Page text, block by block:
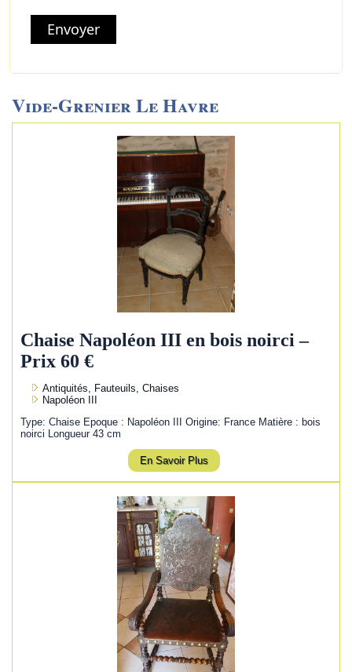
Envoyer
Vide-Grenier Le Havre
Chaise Napoléon III en bois noirci –
Prix 60 €
Antiquités, Fauteuils, Chaises
Napoléon III
Type: Chaise Epoque : Napoléon III Origine: France Matière : bois
noirci Longueur 43 cm
En Savoir Plus